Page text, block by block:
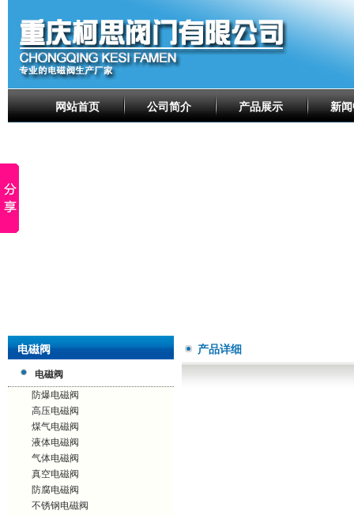
网站首页 公司简介 产品展示 新
电磁阀
电磁阀
防爆电磁阀
高压电磁阀
煤气电磁阀
液体电磁阀
气体电磁阀
真空电磁阀
防腐电磁阀
不锈钢电磁阀
产品详细